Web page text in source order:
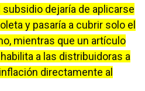
subsidio dejaría de aplicarse
y pasaría a cubrir solo el
mientras que un artículo
a las distribuidoras a
directamente al